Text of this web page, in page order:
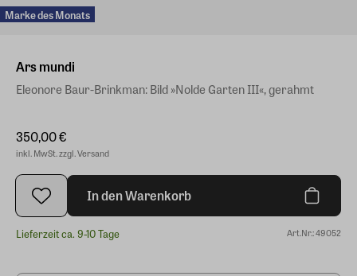
Marke des Monats
Ars mundi
Eleonore Baur-Brinkman: Bild »Nolde Garten III«, gerahmt​
350,00 €
inkl. MwSt. zzgl. Versand
In den Warenkorb
Lieferzeit ca. 9-10 Tage Art.Nr.: 49052